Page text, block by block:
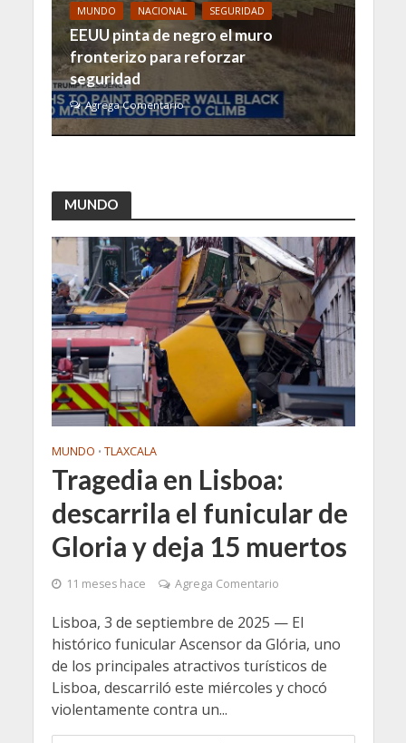
MUNDO NACIONAL SEGURIDAD
EEUU pinta de negro el muro
fronterizo para reforzar
seguridad
Agrega Comentario
MUNDO
MUNDO • TLAXCALA
Tragedia en Lisboa:
descarrila el funicular de
Gloria y deja 15 muertos
11 meses hace Agrega Comentario
Lisboa, 3 de septiembre de 2025 — El
histórico funicular Ascensor da Glória, uno
de los principales atractivos turísticos de
Lisboa, descarriló este miércoles y chocó
violentamente contra un...